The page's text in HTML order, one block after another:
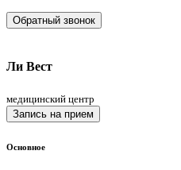
Обратный звонок
Ли Вест
медицинский центр
Запись на прием
Основное